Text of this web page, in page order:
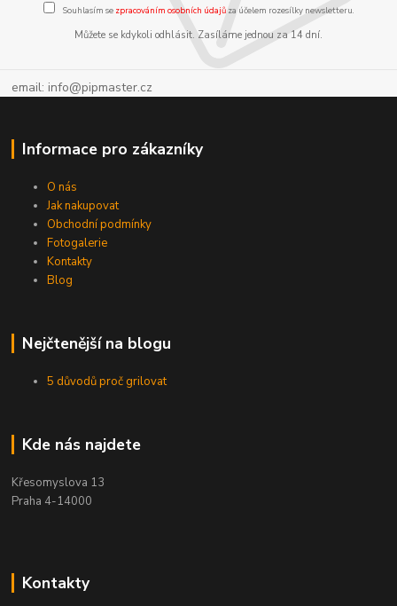
Souhlasím se zpracováním osobních údajůza účelem rozesílky newsletteru.
Můžete se kdykoli odhlásit. Zasíláme jednou za 14 dní.
email: info@pipmaster.cz
Informace pro zákazníky
O nás
Jak nakupovat
Obchodní podmínky
Fotogalerie
Kontakty
Blog
Nejčtenější na blogu
5 důvodů proč grilovat
Kde nás najdete
Křesomyslova 13
Praha 4-14000
Kontakty